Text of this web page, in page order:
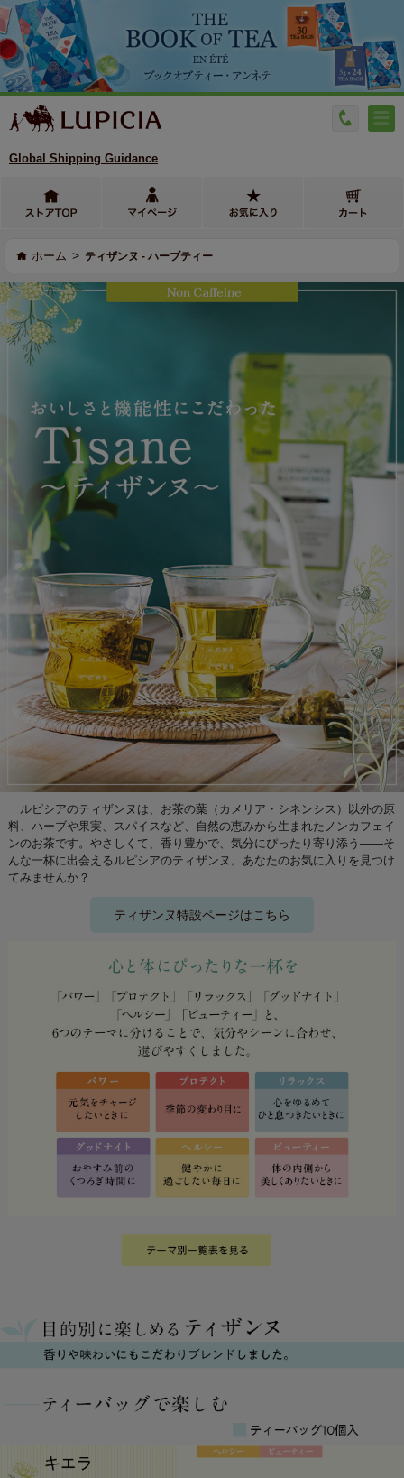
Global Shipping Guidance
ホーム > ティザンヌ - ハーブティー
ルピシアのティザンヌは、お茶の葉（カメリア・シネンシス）以外の原
料、ハーブや果実、スパイスなど、自然の恵みから生まれたノンカフェイ
ンのお茶です。やさしくて、香り豊かで、気分にぴったり寄り添う――そ
んな一杯に出会えるルピシアのティザンヌ。あなたのお気に入りを見つけ
てみませんか？
ティザンヌ特設ページはこちら